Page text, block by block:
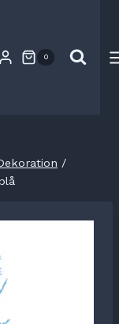
0
/